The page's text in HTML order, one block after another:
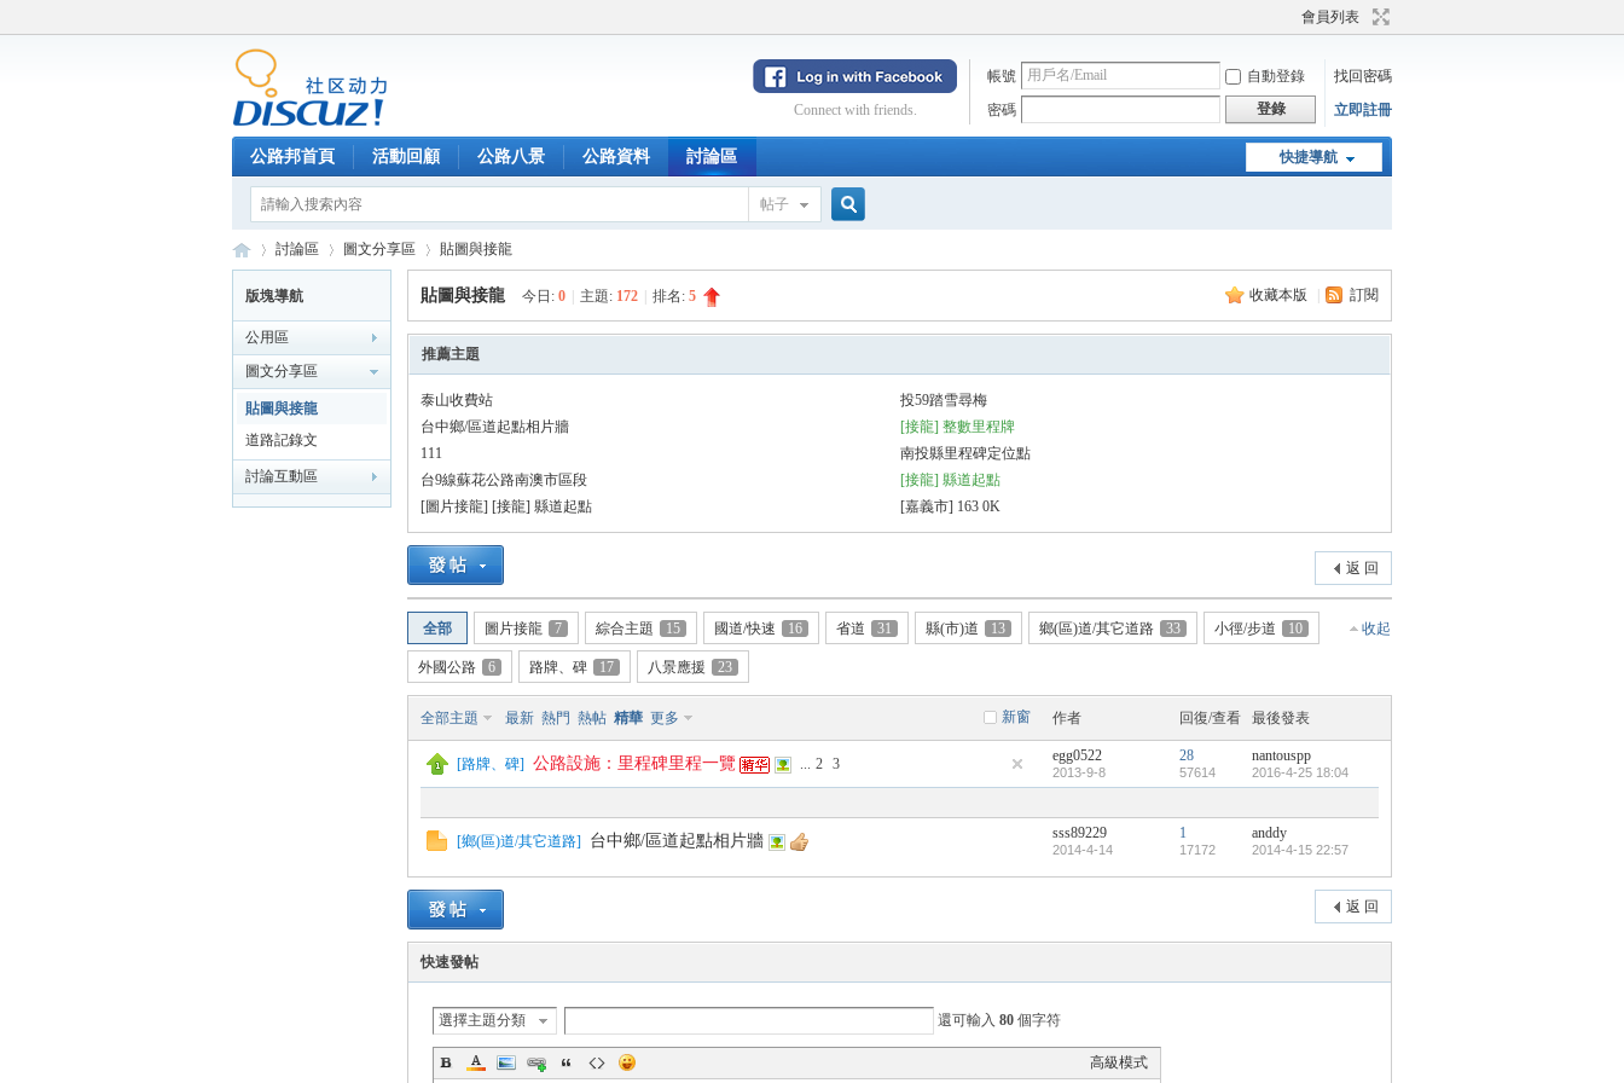
會員列表
帳號 自動登錄
找回密碼
密碼
登錄 立即註冊
Connect with friends.
快捷導航
公路邦首頁 活動回顧 公路八景 公路資料 討論區
帖子
公 »
討論區
›
圖文分享區 貼圖與接龍
版塊導航
公用區
圖文分享區
貼圖與接龍
道路記錄文
討論互動區
收藏本版 訂閱
貼圖與接龍 今日: 0 主題: 172 排名: 5
推薦主題
泰山收費站
投59踏雪尋梅
台中鄉/區道起點相片牆
[接龍] 整數里程牌
111
南投縣里程碑定位點
台9線蘇花公路南澳市區段
[接龍] 縣道起點
[圖片接龍] [接龍] 縣道起點
[嘉義市] 163 0K
返 回
收起
全部 圖片接龍 7 綜合主題 15 國道/快速 16 省道 31 縣(市)道 13 鄉(區)道/其它道路 33 小徑/步道 10
外國公路 6 路牌、碑 17 八景應援 23
新窗
全部主題 最新 熱門 熱帖 精華 更多 作者 回復/查看 最後發表
[路牌、碑] 公路設施：里程碑里程一覽 ... 2 3 egg0522
2013-9-8
28
57614
nantouspp
2016-4-25 18:04
[鄉(區)道/其它道路] 台中鄉/區道起點相片牆 sss89229
2014-4-14
1
17172
anddy
2014-4-15 22:57
返 回
快速發帖
選擇主題分類 還可輸入 80 個字符
高級模式